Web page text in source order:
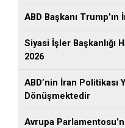
ABD Başkanı
Siyasi İşler Başkanlığı
2026
ABD’nin İran Politikası
Dönüşmektedir
Avrupa